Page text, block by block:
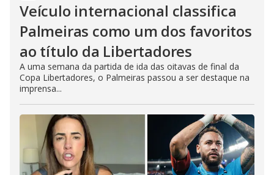
Veículo internacional classifica
Palmeiras como um dos favoritos
ao título da Libertadores
A uma semana da partida de ida das oitavas de final da
Copa Libertadores, o Palmeiras passou a ser destaque na
imprensa...